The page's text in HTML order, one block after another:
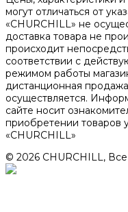
могут отличаться от
«CHURCHILL» не
доставка товара не
происходит
соответствии с
режимом работы
дистанционная
осуществляется.
сайте носит
приобретении товаров
«CHURCHILL»
© 2026 CHURCHILL,